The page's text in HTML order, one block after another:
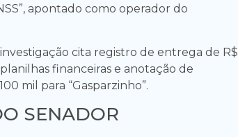
apontado como operador do
cita registro de entrega de R$
financeiras e anotação de
mil para “Gasparzinho”.
SENADOR